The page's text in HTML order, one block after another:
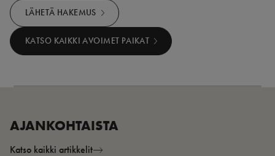
LÄHETÄ HAKEMUS
KATSO KAIKKI AVOIMET PAIKAT
AJANKOHTAISTA
Katso kaikki artikkelit